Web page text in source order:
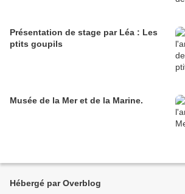
Présentation de stage par Léa : Les
ptits goupils
Musée de la Mer et de la Marine.
Hébergé par Overblog